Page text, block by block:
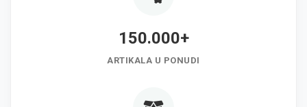
150.000+
ARTIKALA U PONUDI